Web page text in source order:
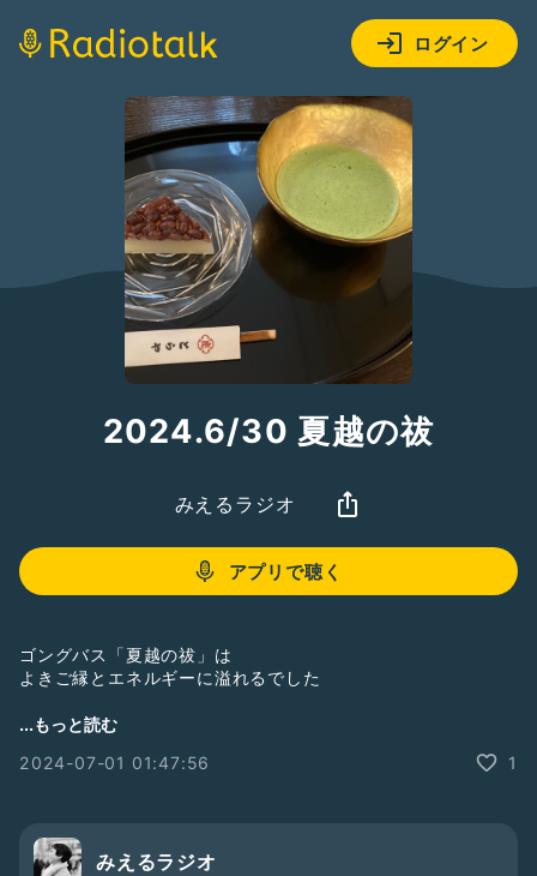
ログイン
2024.6/30 夏越の祓
みえるラジオ
アプリで聴く
ゴングバス「夏越の祓」は
よきご縁とエネルギーに溢れるでした
本当にありがとうございます
上昇氣流に乗って
想像を超える上半期になるのが
とても楽しみです
...もっと読む
2024-07-01 01:47:56
1
みえるラジオ